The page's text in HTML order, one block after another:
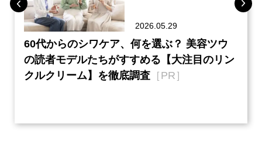
2026.05.29
60代からのシワケア、何を選ぶ？ 美容ツウ
の読者モデルたちがすすめる【大注目のリン
クルクリーム】を徹底調査 ［PR］